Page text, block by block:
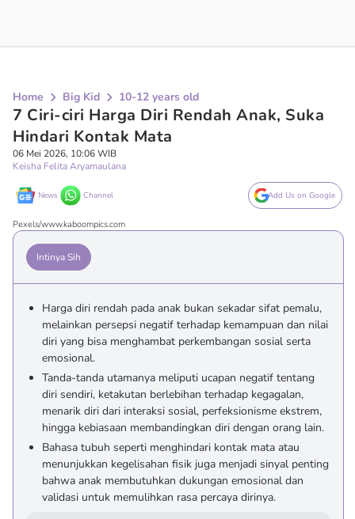
Home Big Kid 10-12 years old
7 Ciri-ciri Harga Diri Rendah Anak, Suka
Hindari Kontak Mata
06 Mei 2026, 10:06 WIB
Keisha Felita Aryamaulana
News Channel Add Us on Google
Pexels/www.kaboompics.com
Intinya Sih
Harga diri rendah pada anak bukan sekadar sifat pemalu,
melainkan persepsi negatif terhadap kemampuan dan nilai
diri yang bisa menghambat perkembangan sosial serta
emosional.
Tanda-tanda utamanya meliputi ucapan negatif tentang
diri sendiri, ketakutan berlebihan terhadap kegagalan,
menarik diri dari interaksi sosial, perfeksionisme ekstrem,
hingga kebiasaan membandingkan diri dengan orang lain.
Bahasa tubuh seperti menghindari kontak mata atau
menunjukkan kegelisahan fisik juga menjadi sinyal penting
bahwa anak membutuhkan dukungan emosional dan
validasi untuk memulihkan rasa percaya dirinya.